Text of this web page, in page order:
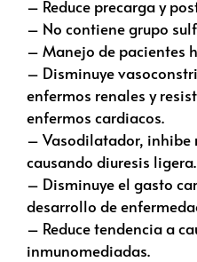
– Reduce precarga y
– No contiene grupo
– Manejo de pacientes
– Disminuye
enfermos renales y
enfermos cardiacos.
– Vasodilatador, inhibe
causando diuresis ligera.
– Disminuye el gasto
desarrollo de
– Reduce tendencia a
inmunomediadas.